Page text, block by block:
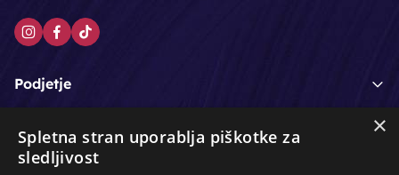
Podjetje
Moj račun ×
Spletna stran uporablja piškotke za
sledljivost